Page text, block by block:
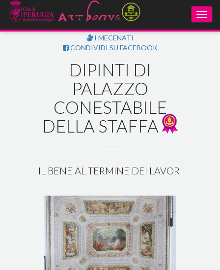
I MECENATI
CONDIVIDI SU FACEBOOK
DIPINTI DI
PALAZZO
CONESTABILE
DELLA STAFFA
IL BENE AL TERMINE DEI LAVORI